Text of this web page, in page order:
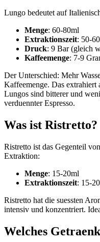
Lungo bedeutet auf
Menge: 60-80ml
Extraktionszeit: 50-
Druck: 9 Bar (gleich
Kaffeemenge: 7-9
Der Unterschied: Mehr
Kaffeemenge. Das extrahiert
Lungos sind bitterer und
verduennter Espresso.
Was ist Ristretto?
Ristretto ist das Gegenteil
Extraktion:
Menge: 15-20ml
Extraktionszeit: 15-
Ristretto hat die suessten
intensiv und konzentriert.
Welches